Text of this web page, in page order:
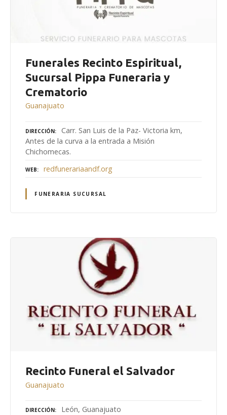
Funerales Recinto Espiritual,
Sucursal Pippa Funeraria y
Crematorio
Guanajuato
DIRECCIÓN
Carr. San Luis de la Paz- Victoria km,
Antes de la curva a la entrada a Misión
Chichomecas.
WEB redfunerariaandf.org
FUNERARIA SUCURSAL
Recinto Funeral el Salvador
Guanajuato
DIRECCIÓN León, Guanajuato